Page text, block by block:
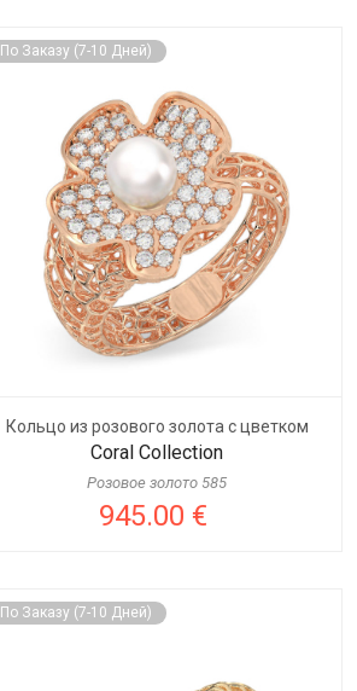
По Заказу (7-10 Дней)
Кольцо из розового золота с цветком
Coral Collection
Розовое золото 585
945.00 €
По Заказу (7-10 Дней)